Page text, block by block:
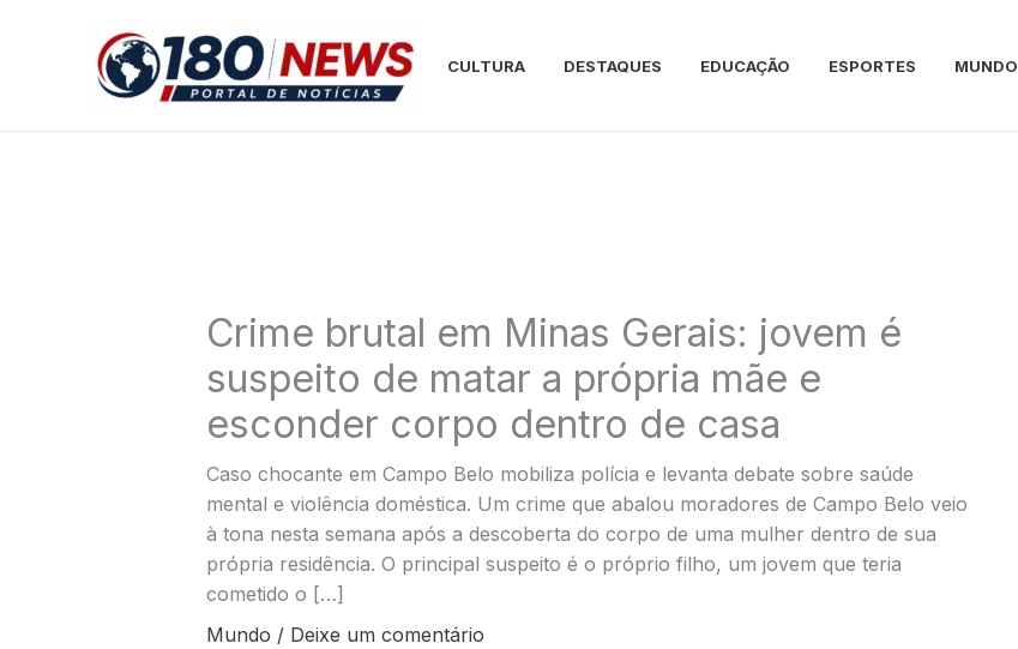
CULTURA DESTAQUES EDUCAÇÃO ESPORTES MUNDO
Crime brutal em Minas Gerais: jovem é
suspeito de matar a própria mãe e
esconder corpo dentro de casa
Caso chocante em Campo Belo mobiliza polícia e levanta debate sobre saúde
mental e violência doméstica. Um crime que abalou moradores de Campo Belo veio
à tona nesta semana após a descoberta do corpo de uma mulher dentro de sua
própria residência. O principal suspeito é o próprio filho, um jovem que teria
cometido o […]
Mundo / Deixe um comentário